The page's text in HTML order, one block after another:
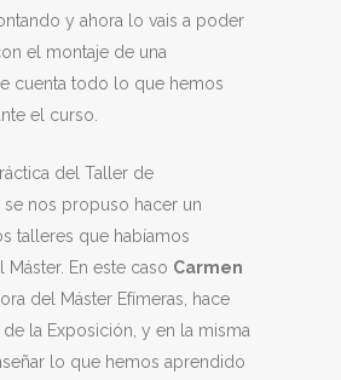
y ahora lo vais a poder
el montaje de una
cuenta todo lo que hemos
el curso.
del Taller de
se nos propuso hacer un
talleres que habíamos
Máster. En este caso Carmen
del Máster Efímeras, hace
la Exposición, y en la misma
lo que hemos aprendido